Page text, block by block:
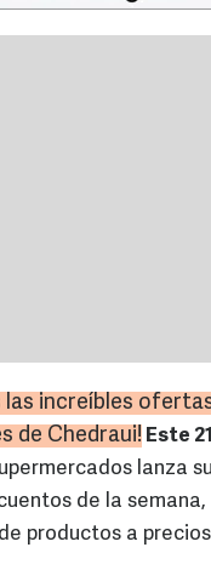
las increíbles
de Chedraui! Este
lanza
de la
productos a